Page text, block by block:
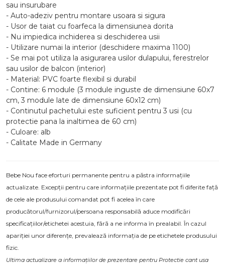
sau insurubare
- Auto-adeziv pentru montare usoara si sigura
- Usor de taiat cu foarfeca la dimensiunea dorita
- Nu impiedica inchiderea si deschiderea usii
- Utilizare numai la interior (deschidere maxima 1100)
- Se mai pot utiliza la asigurarea usilor dulapului, ferestrelor
sau usilor de balcon (interior)
- Material: PVC foarte flexibil si durabil
- Contine: 6 module (3 module inguste de dimensiune 60x7
cm, 3 module late de dimensiune 60x12 cm)
- Continutul pachetului este suficient pentru 3 usi (cu
protectie pana la inaltimea de 60 cm)
- Culoare: alb
- Calitate Made in Germany
Bebe Nou face eforturi permanente pentru a păstra informațiile
actualizate. Excepții pentru care informațiile prezentate pot fi diferite față
de cele ale produsului comandat pot fi acelea în care
producătorul/furnizorul/persoana responsabilă aduce modificări
specificațiilor/etichetei acestuia, fără a ne informa în prealabil. În cazul
apariției unor diferențe, prevalează informația de pe etichetele produsului
fizic.
Ultima actualizare a informațiilor de prezentare pentru Protectie cant usa